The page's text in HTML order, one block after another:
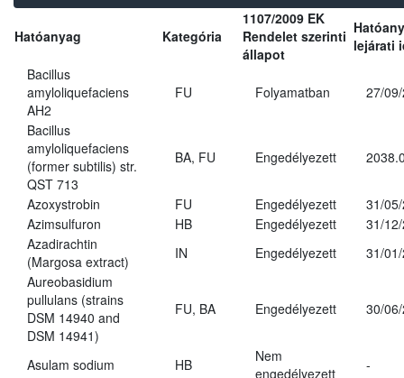
Hatóanyag Kategória
1107/2009 EK
Rendelet szerinti
állapot
lejárati
Bacillus
amyloliquefaciens
AH2
FU Folyamatban 27/
Bacillus
amyloliquefaciens
(former subtilis) str.
QST 713
BA, FU Engedélyezett
Azoxystrobin FU Engedélyezett
31/
Azimsulfuron
HB Engedélyezett
31/
Azadirachtin
(Margosa extract)
IN Engedélyezett
31/
Aureobasidium
pullulans (strains
DSM 14940 and
DSM 14941)
FU, BA Engedélyezett 30/
Asulam sodium HB
Nem
engedélyezett
-